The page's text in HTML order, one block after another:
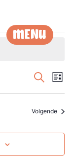
MENU
and
Zoeken
Lijst
Volgende